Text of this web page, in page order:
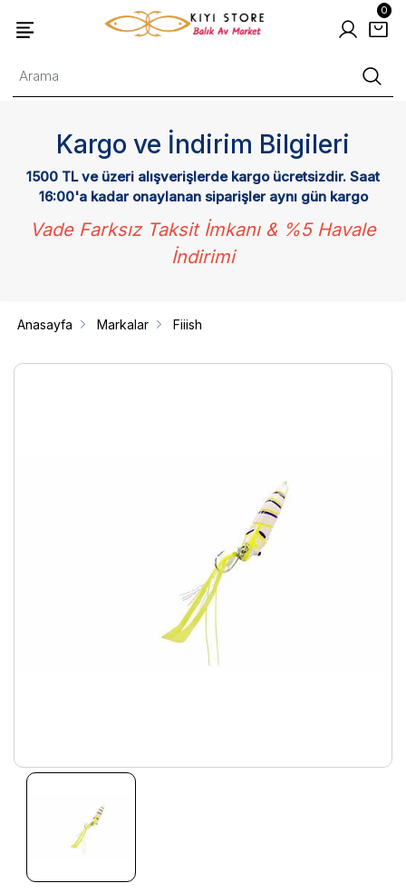
0
Kargo ve İndirim Bilgileri
1500 TL ve üzeri alışverişlerde kargo ücretsizdir. Saat
16:00'a kadar onaylanan siparişler aynı gün kargo
Vade Farksız Taksit İmkanı & %5 Havale
İndirimi
Anasayfa Markalar Fiiish